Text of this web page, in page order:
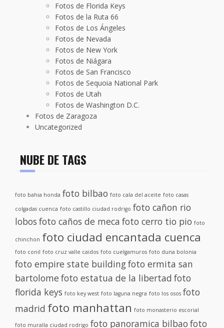
Fotos de Florida Keys
Fotos de la Ruta 66
Fotos de Los Ángeles
Fotos de Nevada
Fotos de New York
Fotos de Niágara
Fotos de San Francisco
Fotos de Sequoia National Park
Fotos de Utah
Fotos de Washington D.C.
Fotos de Zaragoza
Uncategorized
NUBE DE TAGS
foto bahia honda foto bilbao foto cala del aceite foto casas
colgadas cuenca foto castillo ciudad rodrigo foto cañon rio
lobos foto caños de meca foto cerro tio pio foto
chinchon foto ciudad encantada cuenca
foto conil foto cruz valle caidos foto cuelgamuros foto duna bolonia
foto empire state buildingfoto ermita san
bartolomefoto estatua de la libertad foto
florida keys foto key west foto laguna negra foto los osos foto
madrid foto manhattan foto monasterio escorial
foto muralla ciudad rodrigo foto panoramica bilbao foto